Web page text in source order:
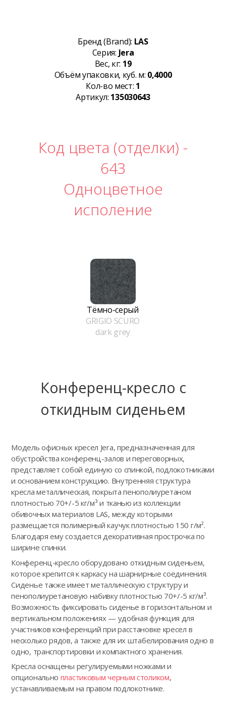
Бренд (Brand): LAS
Серия: Jera
Вес, кг: 19
Объём упаковки, куб. м: 0,4000
Кол-во мест: 1
Артикул: 135030643
Код цвета (отделки) -
643
Одноцветное
исполение
Тёмно-серый
GRIGIO SCURO
dark grey
Конференц-кресло с
откидным сиденьем
Модель офисных кресел Jera, предназначенная для
обустройства конференц-залов и переговорных,
представляет собой единую со спинкой, подлокотниками
и основанием конструкцию. Внутренняя структура
кресла металлическая, покрыта пенополиуретаном
плотностью 70+/-5 кг/м³ и тканью из коллекции
обивочных материалов LAS, между которыми
размещается полимерный каучук плотностью 150 г/м².
Благодаря ему создается декоративная прострочка по
ширине спинки.
Конференц-кресло оборудовано откидным сиденьем,
которое крепится к каркасу на шарнирные соединения.
Сиденье также имеет металлическую структуру и
пенополиуретановую набивку плотностью 70+/-5 кг/м³.
Возможность фиксировать сиденье в горизонтальном и
вертикальном положениях — удобная функция для
участников конференций при расстановке кресел в
несколько рядов, а также для их штабелирования одно в
одно, транспортировки и компактного хранения.
Кресла оснащены регулируемыми ножками и
опционально пластиковым черным столиком,
устанавливаемым на правом подлокотнике.